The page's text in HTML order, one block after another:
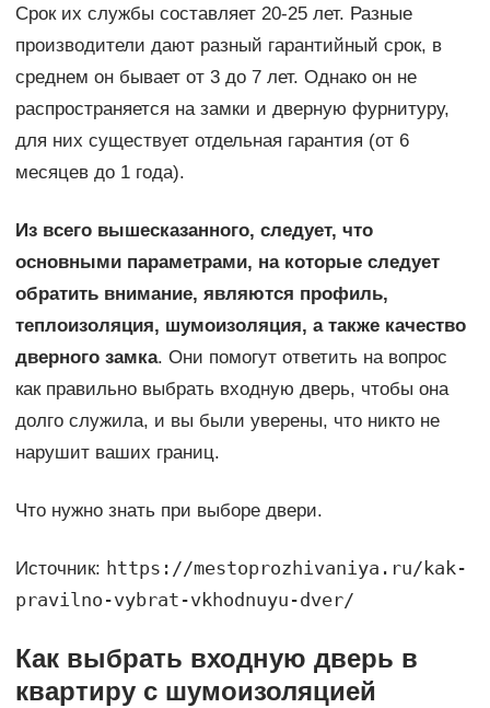
Срок их службы составляет 20-25 лет. Разные
производители дают разный гарантийный срок, в
среднем он бывает от 3 до 7 лет. Однако он не
распространяется на замки и дверную фурнитуру,
для них существует отдельная гарантия (от 6
месяцев до 1 года).
Из всего вышесказанного, следует, что
основными параметрами, на которые следует
обратить внимание, являются профиль,
теплоизоляция, шумоизоляция, а также качество
дверного замка. Они помогут ответить на вопрос
как правильно выбрать входную дверь, чтобы она
долго служила, и вы были уверены, что никто не
нарушит ваших границ.
Что нужно знать при выборе двери.
Источник: https://mestoprozhivaniya.ru/kak-
pravilno-vybrat-vkhodnuyu-dver/
Как выбрать входную дверь в
квартиру с шумоизоляцией